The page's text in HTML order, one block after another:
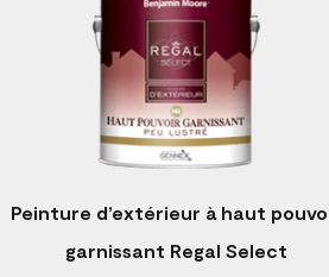
Peinture d’extérieur à haut
garnissant Regal Select